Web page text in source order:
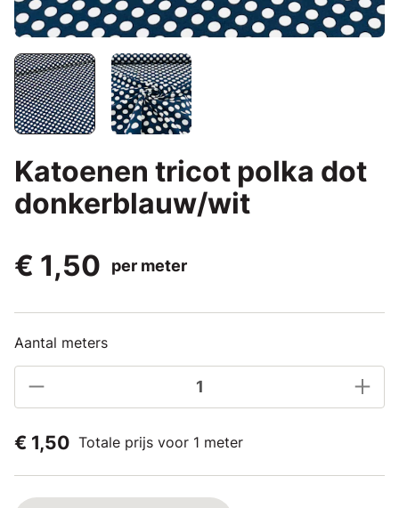
Katoenen tricot polka dot
donkerblauw/wit
€ 1,50
per meter
Aantal meters
€ 1,50 Totale prijs voor 1 meter